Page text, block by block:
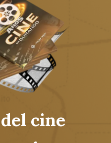
cine